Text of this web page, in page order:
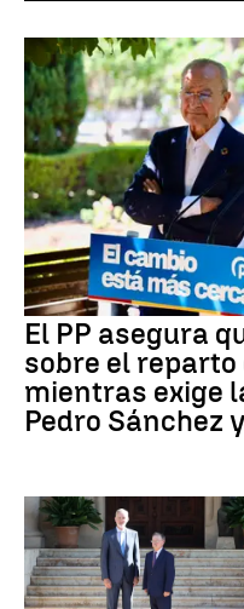
El PP asegura
sobre el
mientras exige
Pedro Sánchez